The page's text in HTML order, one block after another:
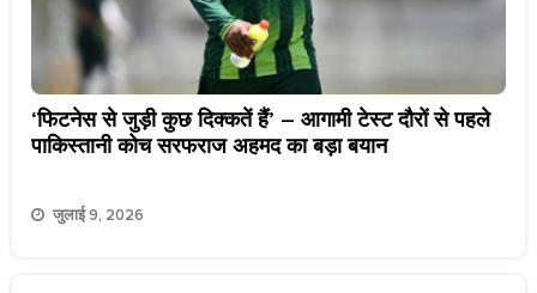
‘फिटनेस से जुड़ी कुछ दिक्कतें हैं’ – आगामी टेस्ट दौरों से पहले
पाकिस्तानी कोच सरफराज अहमद का बड़ा बयान
जुलाई 9, 2026